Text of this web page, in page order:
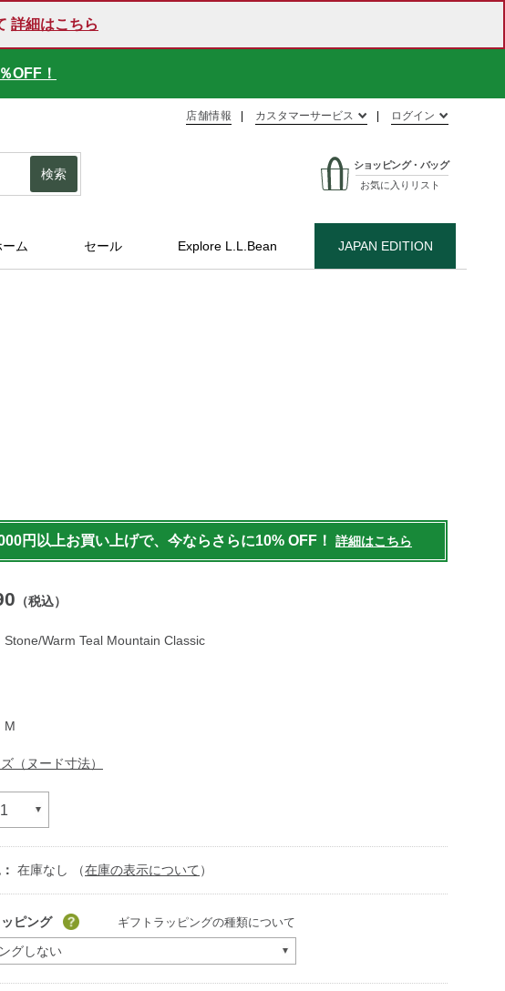
詳細はこちら
OFF！
店舗情報 カスタマーサービス ログイン
検索
ショッピング・バッグ
お気に入りリスト
ーム セール Explore L.L.Bean JAPAN EDITION
円以上お買い上げで、今ならさらに10% OFF！ 詳細はこちら
（税込）
Stone/Warm Teal Mountain Classic
M
（ヌード寸法）
在庫なし （在庫の表示について ）
ピング ギフトラッピングの種類について